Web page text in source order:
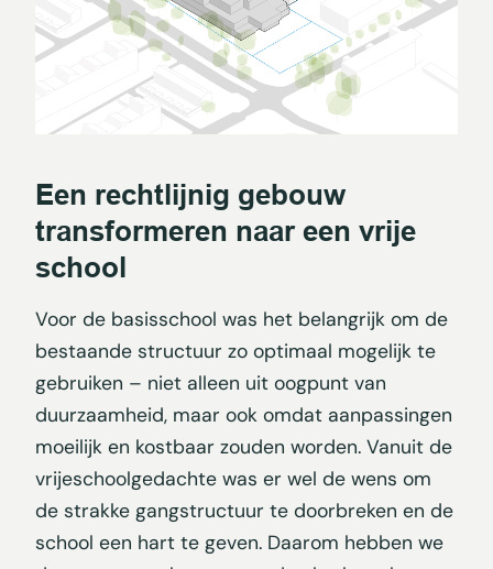
Een rechtlijnig gebouw
transformeren naar een vrije
school
Voor de basisschool was het belangrijk om de
bestaande structuur zo optimaal mogelijk te
gebruiken – niet alleen uit oogpunt van
duurzaamheid, maar ook omdat aanpassingen
moeilijk en kostbaar zouden worden. Vanuit de
vrijeschoolgedachte was er wel de wens om
de strakke gangstructuur te doorbreken en de
school een hart te geven. Daarom hebben we